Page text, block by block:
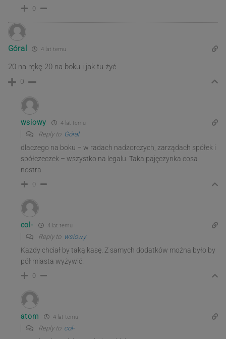
0
Góral 4 lat temu
20 na rękę 20 na boku i jak tu żyć
0
wsiowy 4 lat temu
Reply to Góral
dlaczego na boku – w radach nadzorczych, zarządach spółek i
spółczeczek – wszystko na legalu. Taka pajęczynka cosa
nostra.
0
col- 4 lat temu
Reply to wsiowy
Każdy chciał by taką kasę. Z samych dodatków można było by
pół miasta wyżywić.
0
atom 4 lat temu
Reply to col-